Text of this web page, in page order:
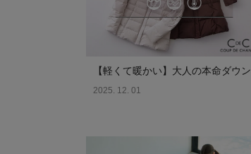
【軽くて暖かい】大人の本命ダウン
2025. 12. 01